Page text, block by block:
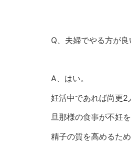
Q、夫婦でやる方が良
A、はい。
妊活中であれば尚更2
旦那様の食事が不妊
精子の質を高めるた